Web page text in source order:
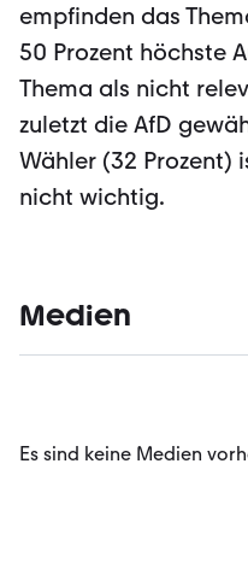
empfinden das
50 Prozent höchste
Thema als nicht
zuletzt die AfD
Wähler (32 Prozent)
nicht wichtig.
Medien
Es sind keine Medien